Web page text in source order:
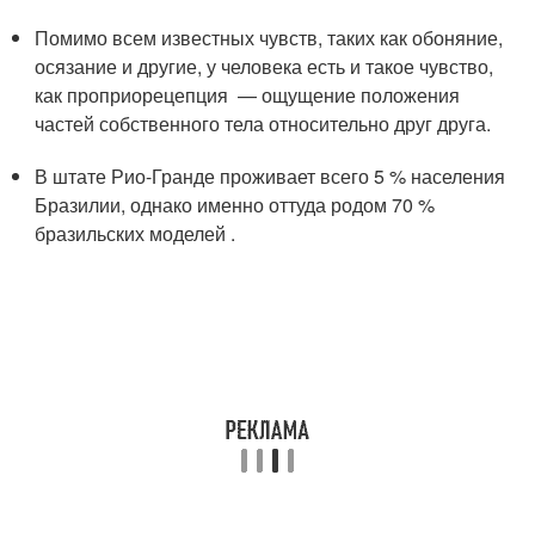
Помимо всем известных чувств, таких как обоняние,
осязание и другие, у человека есть и такое чувство,
как проприорецепция — ощущение положения
частей собственного тела относительно друг друга.
В штате Рио-Гранде проживает всего 5 % населения
Бразилии, однако именно оттуда родом 70 %
бразильских моделей .